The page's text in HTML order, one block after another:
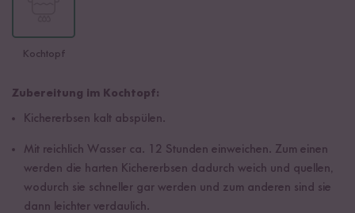
Kochtopf
Zubereitung im Kochtopf:
Kichererbsen kalt abspülen.
Mit reichlich Wasser ca. 12 Stunden einweichen. Zum einen
werden die harten Kichererbsen dadurch weich und quellen,
wodurch sie schneller gar werden und zum anderen sind sie
dann leichter verdaulich.